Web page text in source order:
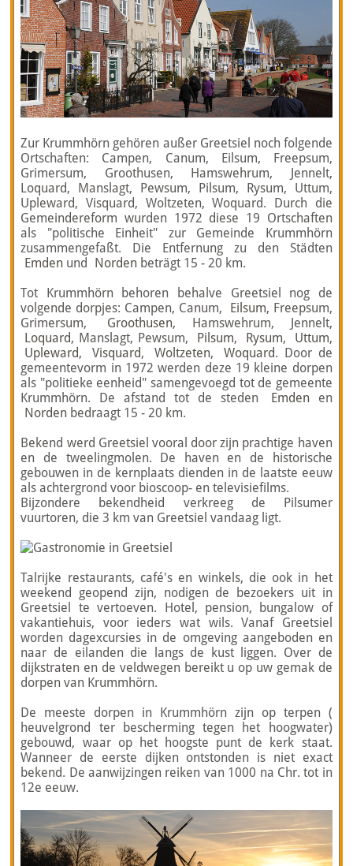
Zur Krummhörn gehören außer Greetsiel noch folgende
Ortschaften: Campen, Canum, Eilsum, Freepsum,
Grimersum, Groothusen, Hamswehrum, Jennelt,
Loquard, Manslagt, Pewsum, Pilsum, Rysum, Uttum,
Upleward, Visquard, Woltzeten, Woquard. Durch die
Gemeindereform wurden 1972 diese 19 Ortschaften
als "politische Einheit" zur Gemeinde Krummhörn
zusammengefaßt. Die Entfernung zu den Städten
Emden und Norden beträgt 15 - 20 km.
Tot Krummhörn behoren behalve Greetsiel nog de
volgende dorpjes: Campen, Canum,
Eilsum, Freepsum,
Grimersum,
Groothusen, Hamswehrum, Jennelt,
Loquard, Manslagt, Pewsum, Pilsum, Rysum, Uttum,
Upleward, Visquard, Woltzeten, Woquard. Door de
gemeentevorm in 1972 werden deze 19 kleine dorpen
als "politieke eenheid" samengevoegd tot de gemeente
Krummhörn. De afstand tot de steden
Emdenen
Norden bedraagt 15 - 20 km.
Bekend werd Greetsiel vooral door zijn prachtige haven
en de tweelingmolen. De haven en de historische
gebouwen in de kernplaats dienden in de laatste eeuw
als achtergrond voor bioscoop- en televisiefilms.
Bijzondere bekendheid verkreeg de Pilsumer
vuurtoren, die 3 km van Greetsiel vandaag ligt.
Talrijke restaurants, café's en winkels, die ook in het
weekend geopend zijn, nodigen de bezoekers uit in
Greetsiel te vertoeven. Hotel, pension, bungalow of
vakantiehuis, voor ieders wat wils. Vanaf Greetsiel
worden dagexcursies in de omgeving aangeboden en
naar de eilanden die langs de kust liggen. Over de
dijkstraten en de veldwegen bereikt u op uw gemak de
dorpen van Krummhörn.
De meeste dorpen in Krummhörn zijn op terpen (
heuvelgrond ter bescherming tegen het hoogwater)
gebouwd, waar op het hoogste punt de kerk staat.
Wanneer de eerste dijken ontstonden is niet exact
bekend. De aanwijzingen reiken van 1000 na Chr. tot in
12e eeuw.